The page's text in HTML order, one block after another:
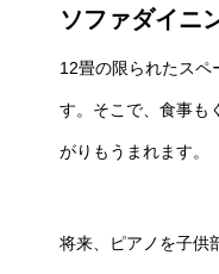
ソファダイニ
12畳の限られたスペ
す。そこで、食事も
がりもうまれます。
将来、ピアノを子供